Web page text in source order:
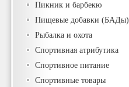
Пикник и барбекю
Пищевые добавки (БАДы)
Рыбалка и охота
Спортивная атрибутика
Спортивное питание
Спортивные товары